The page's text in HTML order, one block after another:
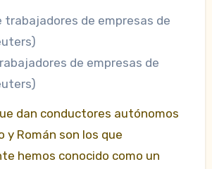
de empresas de
dan conductores autónomos
y Román son los que
hemos conocido como un